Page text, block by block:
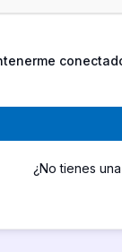
¿No tienes